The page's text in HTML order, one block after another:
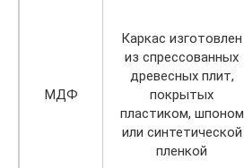
МДФ
Каркас изготовлен
из спрессованных
древесных плит,
покрытых
пластиком, шпоном
или синтетической
пленкой